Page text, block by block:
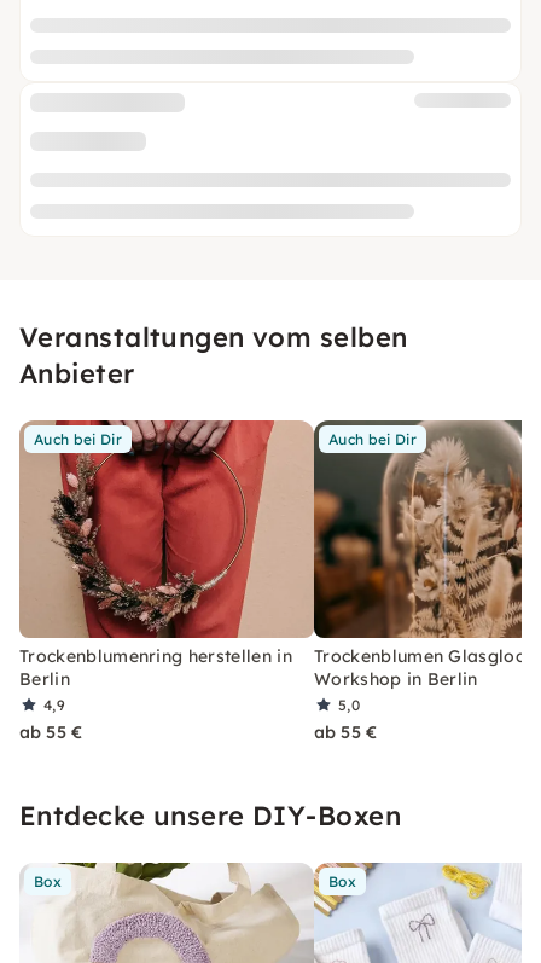
Veranstaltungen vom selben
Anbieter
Auch bei Dir
Trockenblumenring herstellen in
Berlin
4,9
ab 55 €
Auch bei Dir
Trockenblumen
Workshop in Berlin
5,0
ab 55 €
Entdecke unsere DIY-Boxen
Box Box